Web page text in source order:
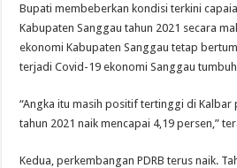
Bupati membeberkan kondisi terkini
Kabupaten Sanggau tahun 2021 secara
ekonomi Kabupaten Sanggau tetap
terjadi Covid-19 ekonomi Sanggau
“Angka itu masih positif tertinggi di Kalbar
tahun 2021 naik mencapai 4,19 persen,”
Kedua, perkembangan PDRB terus naik.